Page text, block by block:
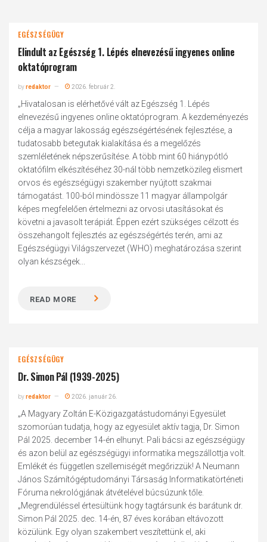
EGÉSZSÉGÜGY
Elindult az Egészség 1. Lépés elnevezésű ingyenes online
oktatóprogram
byredaktor 2026. február 2.
„Hivatalosan is elérhetővé vált az Egészség 1. Lépés
elnevezésű ingyenes online oktatóprogram. A kezdeményezés
célja a magyar lakosság egészségértésének fejlesztése, a
tudatosabb betegutak kialakítása és a megelőzés
szemléletének népszerűsítése. A több mint 60 hiánypótló
oktatófilm elkészítéséhez 30-nál több nemzetközileg elismert
orvos és egészségügyi szakember nyújtott szakmai
támogatást. 100-ból mindössze 11 magyar állampolgár
képes megfelelően értelmezni az orvosi utasításokat és
követni a javasolt terápiát. Éppen ezért szükséges célzott és
összehangolt fejlesztés az egészségértés terén, ami az
Egészségügyi Világszervezet (WHO) meghatározása szerint
olyan készségek...
READ MORE
EGÉSZSÉGÜGY
Dr. Simon Pál (1939-2025)
byredaktor 2026. január 26.
„A Magyary Zoltán E-Közigazgatástudományi Egyesület
szomorúan tudatja, hogy az egyesület aktív tagja, Dr. Simon
Pál 2025. december 14-én elhunyt. Pali bácsi az egészségügy
és azon belül az egészségügyi informatika megszállottja volt.
Emlékét és független szellemiségét megőrizzük! A Neumann
János Számítógéptudományi Társaság Informatikatörténeti
Fóruma nekrológjának átvételével búcsúzunk tőle.
„Megrendüléssel értesültünk hogy tagtársunk és barátunk dr.
Simon Pál 2025. dec. 14-én, 87 éves korában eltávozott
közülünk. Egy olyan szakembert veszítettünk el, aki